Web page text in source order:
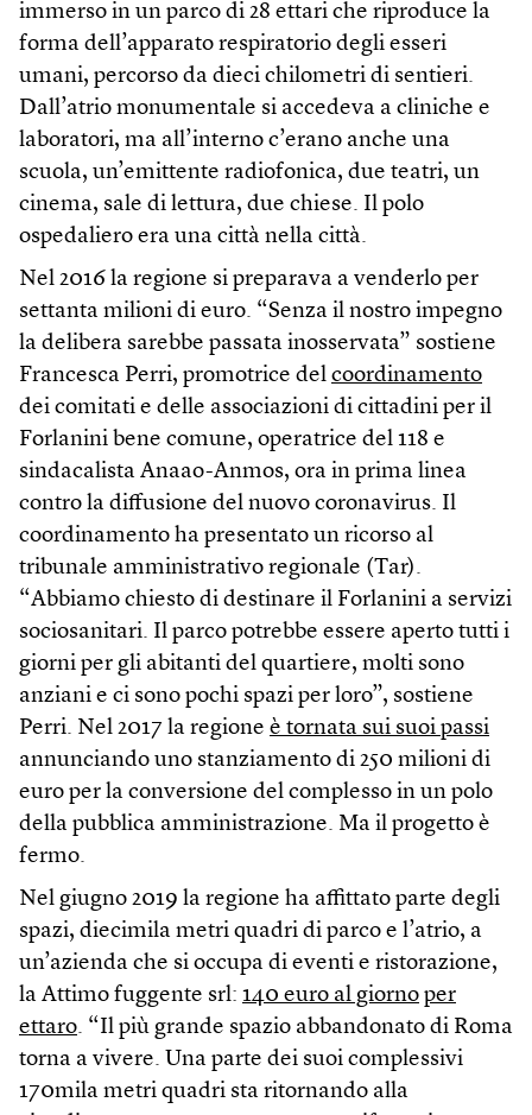
immerso in un parco di 28 ettari che riproduce la
forma dell’apparato respiratorio degli esseri
umani, percorso da dieci chilometri di sentieri.
Dall’atrio monumentale si accedeva a cliniche e
laboratori, ma all’interno c’erano anche una
scuola, un’emittente radiofonica, due teatri, un
cinema, sale di lettura, due chiese. Il polo
ospedaliero era una città nella città.
Nel 2016 la regione si preparava a venderlo per
settanta milioni di euro. “Senza il nostro impegno
la delibera sarebbe passata inosservata” sostiene
Francesca Perri, promotrice del coordinamento
dei comitati e delle associazioni di cittadini per il
Forlanini bene comune, operatrice del 118 e
sindacalista Anaao-Anmos, ora in prima linea
contro la diffusione del nuovo coronavirus. Il
coordinamento ha presentato un ricorso al
tribunale amministrativo regionale (Tar).
“Abbiamo chiesto di destinare il Forlanini a servizi
sociosanitari. Il parco potrebbe essere aperto tutti i
giorni per gli abitanti del quartiere, molti sono
anziani e ci sono pochi spazi per loro”, sostiene
Perri. Nel 2017 la regione è tornata sui suoi passi
annunciando uno stanziamento di 250 milioni di
euro per la conversione del complesso in un polo
della pubblica amministrazione. Ma il progetto è
fermo.
Nel giugno 2019 la regione ha affittato parte degli
spazi, diecimila metri quadri di parco e l’atrio, a
un’azienda che si occupa di eventi e ristorazione,
la Attimo fuggente srl: 140 euro al giorno per
ettaro. “Il più grande spazio abbandonato di Roma
torna a vivere. Una parte dei suoi complessivi
170mila metri quadri sta ritornando alla